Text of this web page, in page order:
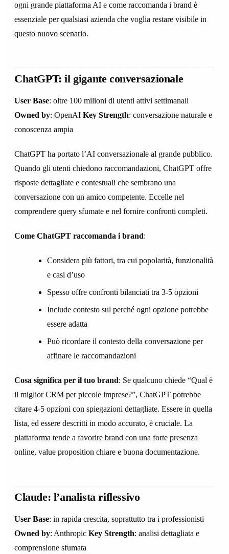
ogni grande piattaforma AI e come raccomanda i brand è
essenziale per qualsiasi azienda che voglia restare visibile in
questo nuovo scenario.
ChatGPT: il gigante conversazionale
User Base: oltre 100 milioni di utenti attivi settimanali
Owned by: OpenAI Key Strength: conversazione naturale e
conoscenza ampia
ChatGPT ha portato l’AI conversazionale al grande pubblico.
Quando gli utenti chiedono raccomandazioni, ChatGPT offre
risposte dettagliate e contestuali che sembrano una
conversazione con un amico competente. Eccelle nel
comprendere query sfumate e nel fornire confronti completi.
Come ChatGPT raccomanda i brand:
Considera più fattori, tra cui popolarità, funzionalità
e casi d’uso
Spesso offre confronti bilanciati tra 3-5 opzioni
Include contesto sul perché ogni opzione potrebbe
essere adatta
Può ricordare il contesto della conversazione per
affinare le raccomandazioni
Cosa significa per il tuo brand: Se qualcuno chiede “Qual è
il miglior CRM per piccole imprese?”, ChatGPT potrebbe
citare 4-5 opzioni con spiegazioni dettagliate. Essere in quella
lista, ed essere descritti in modo accurato, è cruciale. La
piattaforma tende a favorire brand con una forte presenza
online, value proposition chiare e buona documentazione.
Claude: l’analista riflessivo
User Base: in rapida crescita, soprattutto tra i professionisti
Owned by: Anthropic Key Strength: analisi dettagliata e
comprensione sfumata